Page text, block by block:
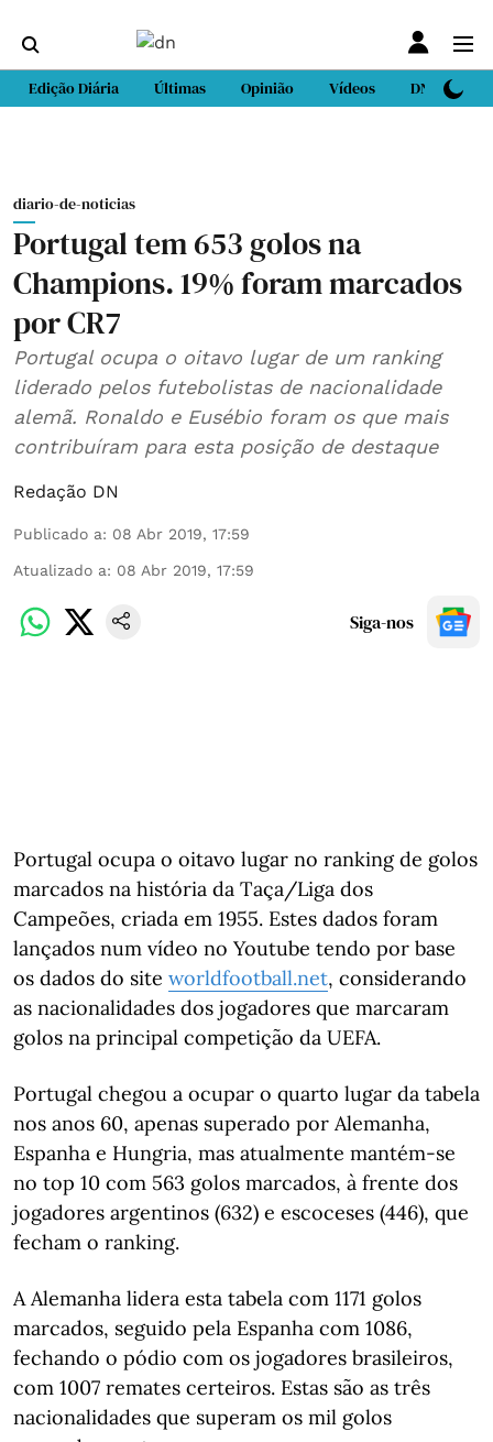
Edição Diária Últimas Opinião Vídeos DN Sport
diario-de-noticias
Portugal tem 653 golos na
Champions. 19% foram marcados
por CR7
Portugal ocupa o oitavo lugar de um ranking
liderado pelos futebolistas de nacionalidade
alemã. Ronaldo e Eusébio foram os que mais
contribuíram para esta posição de destaque
Redação DN
Publicado a: 08 Abr 2019, 17:59
Atualizado a: 08 Abr 2019, 17:59
Siga-nos
Portugal ocupa o oitavo lugar no ranking de golos
marcados na história da Taça/Liga dos
Campeões, criada em 1955. Estes dados foram
lançados num vídeo no Youtube tendo por base
os dados do site worldfootball.net, considerando
as nacionalidades dos jogadores que marcaram
golos na principal competição da UEFA.
Portugal chegou a ocupar o quarto lugar da tabela
nos anos 60, apenas superado por Alemanha,
Espanha e Hungria, mas atualmente mantém-se
no top 10 com 563 golos marcados, à frente dos
jogadores argentinos (632) e escoceses (446), que
fecham o ranking.
A Alemanha lidera esta tabela com 1171 golos
marcados, seguido pela Espanha com 1086,
fechando o pódio com os jogadores brasileiros,
com 1007 remates certeiros. Estas são as três
nacionalidades que superam os mil golos